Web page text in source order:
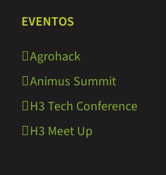
EVENTOS
Agrohack
Animus Summit
H3 Tech Conference
H3 Meet Up